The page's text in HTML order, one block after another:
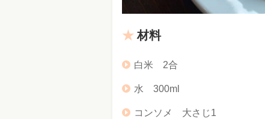
材料
白米 2合
水 300ml
コンソメ 大さじ1